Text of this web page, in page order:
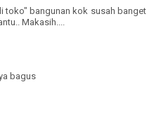
toko" bangunan kok susah banget
Makasih....
bagus